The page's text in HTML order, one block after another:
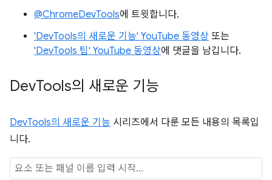
@ChromeDevTools에 트윗합니다.
'DevTools의 새로운 기능' YouTube 동영상 또는
'DevTools 팁' YouTube 동영상에 댓글을 남깁니다.
DevTools의 새로운 기능
DevTools의 새로운 기능 시리즈에서 다룬 모든 내용의 목록입
니다.